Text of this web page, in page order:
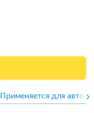
Применяется для авто